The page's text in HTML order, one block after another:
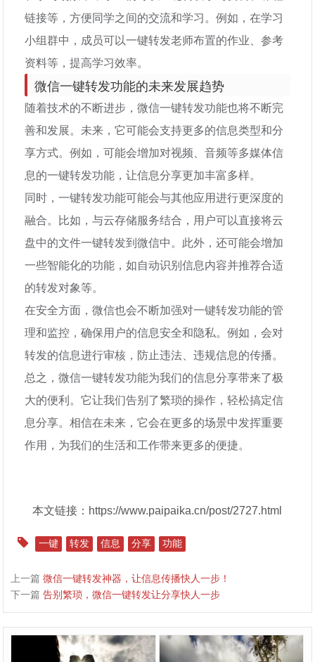
链接等，方便同学之间的交流和学习。例如，在学习
小组群中，成员可以一键转发老师布置的作业、参考
资料等，提高学习效率。
微信一键转发功能的未来发展趋势
随着技术的不断进步，微信一键转发功能也将不断完
善和发展。未来，它可能会支持更多的信息类型和分
享方式。例如，可能会增加对视频、音频等多媒体信
息的一键转发功能，让信息分享更加丰富多样。
同时，一键转发功能可能会与其他应用进行更深度的
融合。比如，与云存储服务结合，用户可以直接将云
盘中的文件一键转发到微信中。此外，还可能会增加
一些智能化的功能，如自动识别信息内容并推荐合适
的转发对象等。
在安全方面，微信也会不断加强对一键转发功能的管
理和监控，确保用户的信息安全和隐私。例如，会对
转发的信息进行审核，防止违法、违规信息的传播。
总之，微信一键转发功能为我们的信息分享带来了极
大的便利。它让我们告别了繁琐的操作，轻松搞定信
息分享。相信在未来，它会在更多的场景中发挥重要
作用，为我们的生活和工作带来更多的便捷。
本文链接：https://www.paipaika.cn/post/2727.html
一键 转发 信息 分享 功能
上一篇微信一键转发神器，让信息传播快人一步！
下一篇告别繁琐，微信一键转发让分享快人一步